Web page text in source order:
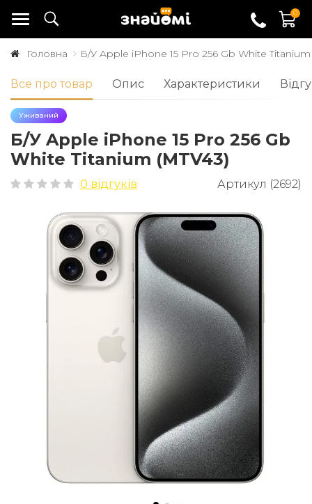
0
Головна Б/У Apple iPhone 15 Pro 256 Gb White Titanium
Все про товар Опис Характеристики
Уживаний
Б/У Apple iPhone 15 Pro 256 Gb
White Titanium (MTV43)
0 відгуків Артикул (2692)